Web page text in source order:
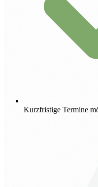
Kurzfristige Termine